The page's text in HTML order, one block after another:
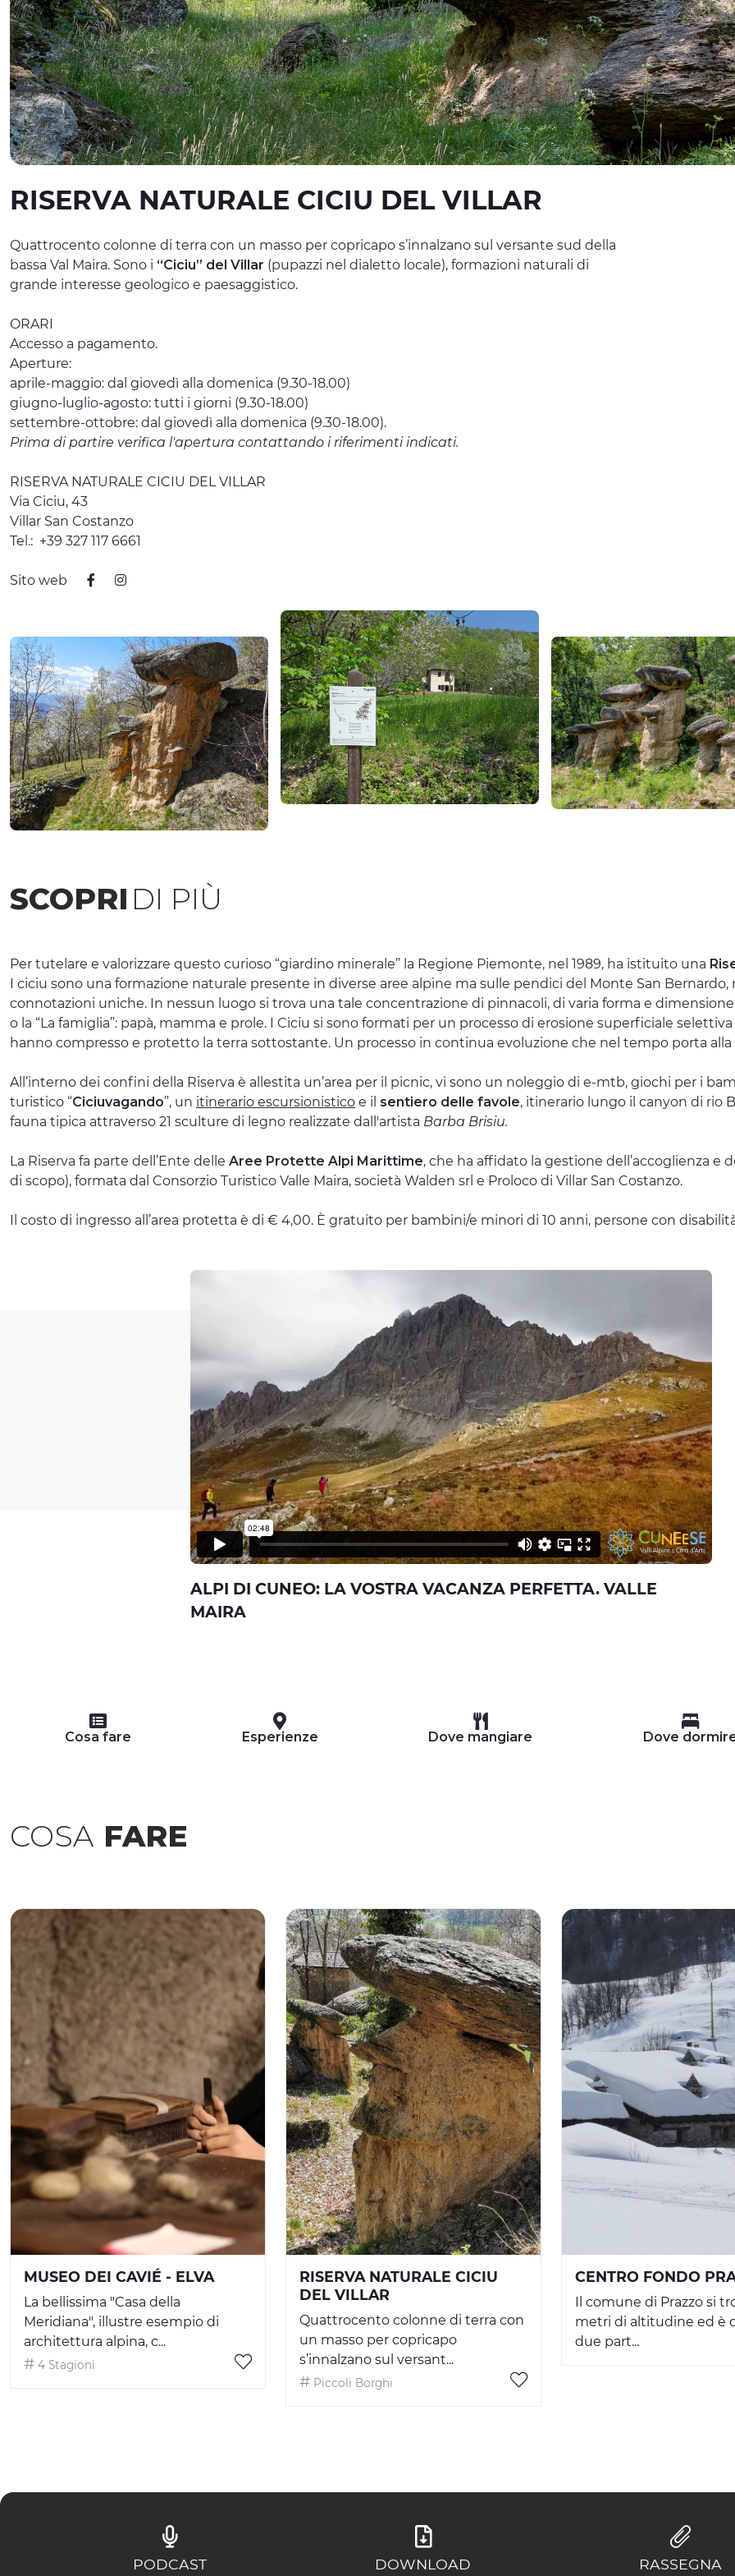
RISERVA NATURALE CICIU DEL VILLAR
Quattrocento colonne di terra con un masso per copricapo s’innalzano sul versante sud della
bassa Val Maira. Sono i “Ciciu” del Villar (pupazzi nel dialetto locale), formazioni naturali di
grande interesse geologico e paesaggistico.
ORARI
Accesso a pagamento.
Aperture:
aprile-maggio: dal giovedì alla domenica (9.30-18.00)
giugno-luglio-agosto: tutti i giorni (9.30-18.00)
settembre-ottobre: dal giovedì alla domenica (9.30-18.00).
Prima di partire verifica l'apertura contattando i riferimenti indicati.
RISERVA NATURALE CICIU DEL VILLAR
Via Ciciu, 43
Villar San Costanzo
Tel.: +39 327 117 6661
Sito web
SCOPRI DI PIÙ
Per tutelare e valorizzare questo curioso “giardino minerale” la Regione Piemonte, nel 1989, ha istituito una
I ciciu sono una formazione naturale presente in diverse aree alpine ma sulle pendici del Monte San Bernardo,
connotazioni uniche. In nessun luogo si trova una tale concentrazione di pinnacoli, di varia forma e
o la “La famiglia”: papà, mamma e prole. I Ciciu si sono formati per un processo di erosione superficiale
hanno compresso e protetto la terra sottostante. Un processo in continua evoluzione che nel tempo porta
All’interno dei confini della Riserva è allestita un’area per il picnic, vi sono un noleggio di e-mtb, giochi per i
turistico “Ciciuvagando”, un itinerario escursionistico e il sentiero delle favole, itinerario lungo il canyon di rio
fauna tipica attraverso 21 sculture di legno realizzate dall'artista Barba Brisiu.
La Riserva fa parte dell’Ente delle Aree Protette Alpi Marittime, che ha affidato la gestione dell’accoglienza e
di scopo), formata dal Consorzio Turistico Valle Maira, società Walden srl e Proloco di Villar San Costanzo.
Il costo di ingresso all’area protetta è di € 4,00. È gratuito per bambini/e minori di 10 anni, persone con
ALPI DI CUNEO: LA VOSTRA VACANZA PERFETTA. VALLE
MAIRA
Cosa fare Esperienze Dove mangiare Dove
COSA FARE
MUSEO DEI CAVIÉ - ELVA
La bellissima "Casa della
Meridiana", illustre esempio di
architettura alpina, c...
4 Stagioni
RISERVA NATURALE CICIU
DEL VILLAR
Quattrocento colonne di terra con
un masso per copricapo
s’innalzano sul versant...
Piccoli Borghi
CENTRO FONDO
Il comune di Prazzo si
metri di altitudine ed è
due part...
PODCAST DOWNLOAD RASSEGNA